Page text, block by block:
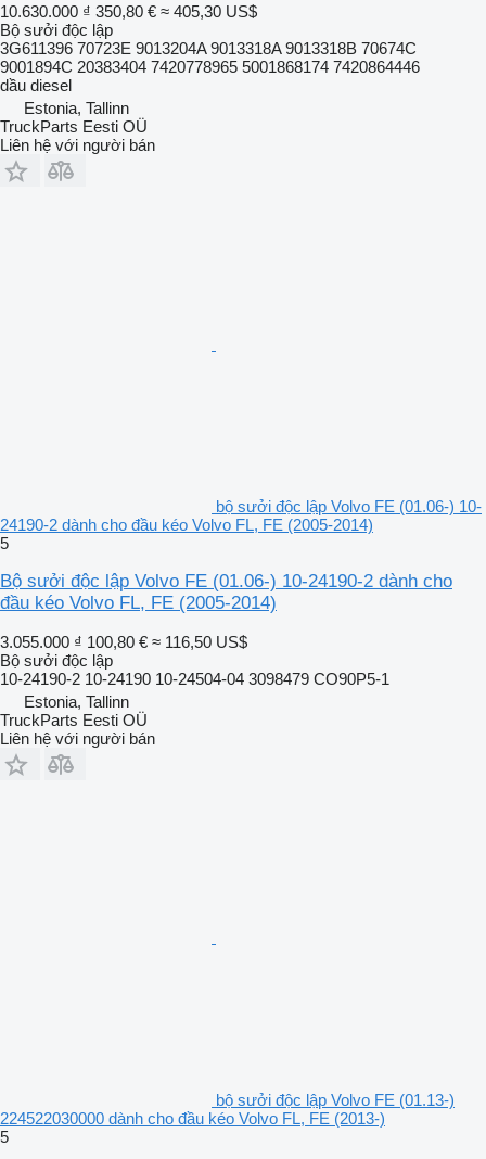
10.630.000 ₫ 350,80 € ≈ 405,30 US$
Bộ sưởi độc lập
3G611396 70723E 9013204A 9013318A 9013318B 70674C
9001894С 20383404 7420778965 5001868174 7420864446
dầu diesel
Estonia, Tallinn
TruckParts Eesti OÜ
Liên hệ với người bán
bộ sưởi độc lập Volvo FE (01.06-) 10-
24190-2 dành cho đầu kéo Volvo FL, FE (2005-2014)
5
Bộ sưởi độc lập Volvo FE (01.06-) 10-24190-2 dành cho
đầu kéo Volvo FL, FE (2005-2014)
3.055.000 ₫ 100,80 € ≈ 116,50 US$
Bộ sưởi độc lập
10-24190-2 10-24190 10-24504-04 3098479 CO90P5-1
Estonia, Tallinn
TruckParts Eesti OÜ
Liên hệ với người bán
bộ sưởi độc lập Volvo FE (01.13-)
224522030000 dành cho đầu kéo Volvo FL, FE (2013-)
5